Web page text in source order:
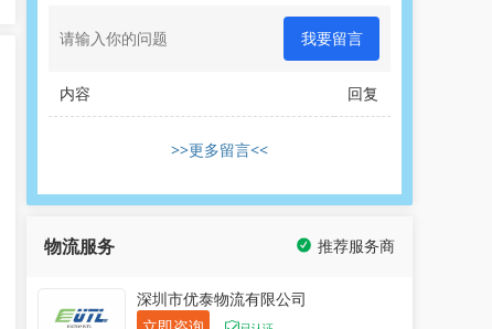
我要留言
内容 回复
>>更多留言<<
物流服务 推荐服务商
深圳市优泰物流有限公司